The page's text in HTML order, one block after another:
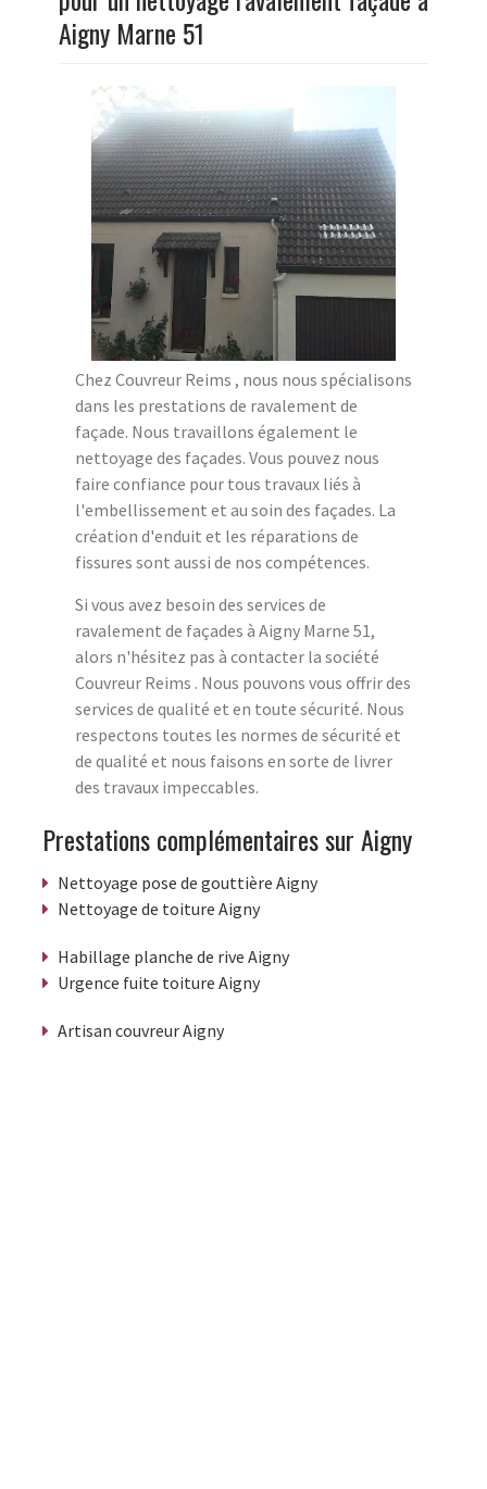
Aigny Marne 51
Chez Couvreur Reims , nous nous spécialisons
dans les prestations de ravalement de
façade. Nous travaillons également le
nettoyage des façades. Vous pouvez nous
faire confiance pour tous travaux liés à
l'embellissement et au soin des façades. La
création d'enduit et les réparations de
fissures sont aussi de nos compétences.
Si vous avez besoin des services de
ravalement de façades à Aigny Marne 51,
alors n'hésitez pas à contacter la société
Couvreur Reims . Nous pouvons vous offrir des
services de qualité et en toute sécurité. Nous
respectons toutes les normes de sécurité et
de qualité et nous faisons en sorte de livrer
des travaux impeccables.
Prestations complémentaires sur Aigny
Nettoyage pose de gouttière Aigny
Nettoyage de toiture Aigny
Habillage planche de rive Aigny
Urgence fuite toiture Aigny
Artisan couvreur Aigny